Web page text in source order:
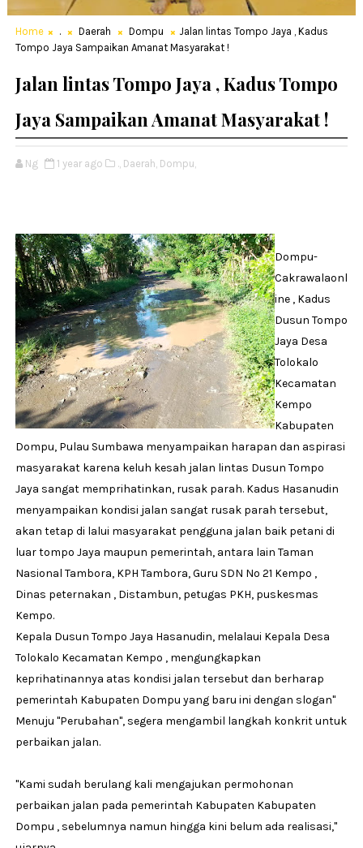
Home . Daerah Dompu
Jalan lintas Tompo Jaya , Kadus
Tompo Jaya Sampaikan Amanat Masyarakat !
Jalan lintas Tompo Jaya , Kadus Tompo
Jaya Sampaikan Amanat Masyarakat !
Ng 1 year ago ., Daerah, Dompu,
Dompu-
Cakrawalaonl
ine , Kadus
Dusun Tompo
Jaya Desa
Tolokalo
Kecamatan
Kempo
Kabupaten
Dompu, Pulau Sumbawa menyampaikan harapan dan aspirasi
masyarakat karena keluh kesah jalan lintas Dusun Tompo
Jaya sangat memprihatinkan, rusak parah. Kadus Hasanudin
menyampaikan kondisi jalan sangat rusak parah tersebut,
akan tetap di lalui masyarakat pengguna jalan baik petani di
luar tompo Jaya maupun pemerintah, antara lain Taman
Nasional Tambora, KPH Tambora, Guru SDN No 21 Kempo ,
Dinas peternakan , Distambun, petugas PKH, puskesmas
Kempo.
Kepala Dusun Tompo Jaya Hasanudin, melalaui Kepala Desa
Tolokalo Kecamatan Kempo , mengungkapkan
keprihatinannya atas kondisi jalan tersebut dan berharap
pemerintah Kabupaten Dompu yang baru ini dengan slogan"
Menuju "Perubahan", segera mengambil langkah konkrit untuk
perbaikan jalan.
"Kami sudah berulang kali mengajukan permohonan
perbaikan jalan pada pemerintah Kabupaten Kabupaten
Dompu , sebelumnya namun hingga kini belum ada realisasi,"